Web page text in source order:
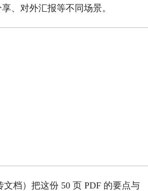
、对外汇报等不同场景。
文档）把这份 50 页 PDF 的要点与